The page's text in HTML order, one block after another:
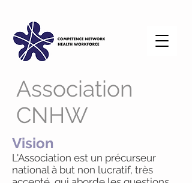
Association
CNHW
Vision
L'Association est un précurseur
national à but non lucratif, très